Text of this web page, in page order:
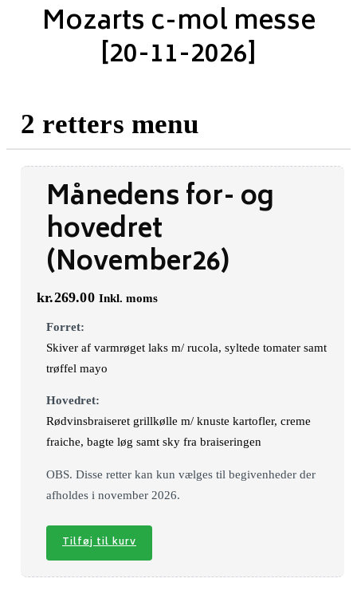
Mozarts c-mol messe
[20-11-2026]
2 retters menu
Månedens for- og
hovedret
(November26)
kr.269.00 Inkl. moms
Forret:
Skiver af varmrøget laks m/ rucola, syltede tomater samt
trøffel mayo
Hovedret:
Rødvinsbraiseret grillkølle m/ knuste kartofler, creme
fraiche, bagte løg samt sky fra braiseringen
OBS. Disse retter kan kun vælges til begivenheder der
afholdes i november 2026.
Tilføj til kurv